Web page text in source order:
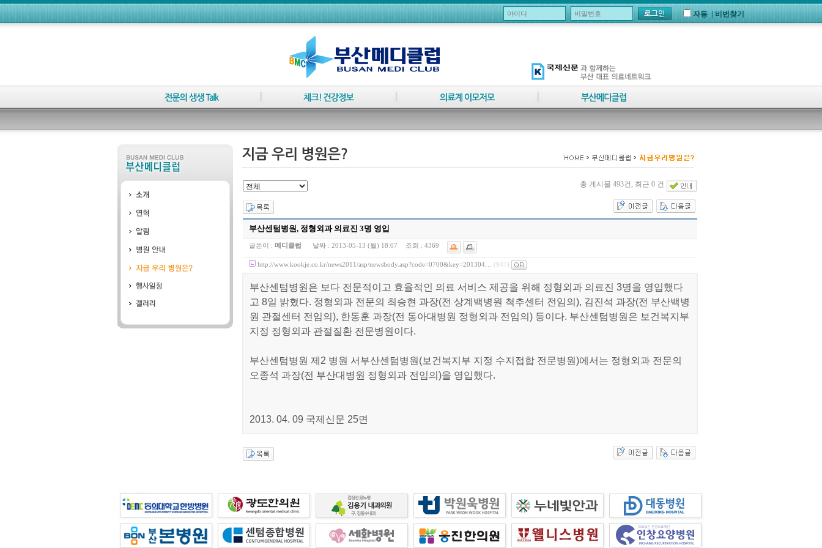
자동 비번찾기
총 게시물 493건, 최근 0 건
부산센텀병원, 정형외과 의료진 3명 영입
글쓴이 : 메디클럽 날짜 : 2013-05-13 (월) 18:07 조회 : 4369
http://www.kookje.co.kr/news2011/asp/newsbody.asp?code=0700&key=201304… (947)
부산센텀병원은 보다 전문적이고 효율적인 의료 서비스 제공을 위해 정형외과 의료진 3명을 영입했다
고 8일 밝혔다. 정형외과 전문의 최승현 과장(전 상계백병원 척추센터 전임의), 김진석 과장(전 부산백병
원 관절센터 전임의), 한동훈 과장(전 동아대병원 정형외과 전임의) 등이다. 부산센텀병원은 보건복지부
지정 정형외과 관절질환 전문병원이다.
부산센텀병원 제2 병원 서부산센텀병원(보건복지부 지정 수지접합 전문병원)에서는 정형외과 전문의
오종석 과장(전 부산대병원 정형외과 전임의)을 영입했다.
2013. 04. 09 국제신문 25면